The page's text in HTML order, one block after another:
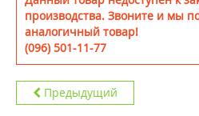
производства. Звоните и мы
аналогичный товар!
(096) 501-11-77
Предыдущий